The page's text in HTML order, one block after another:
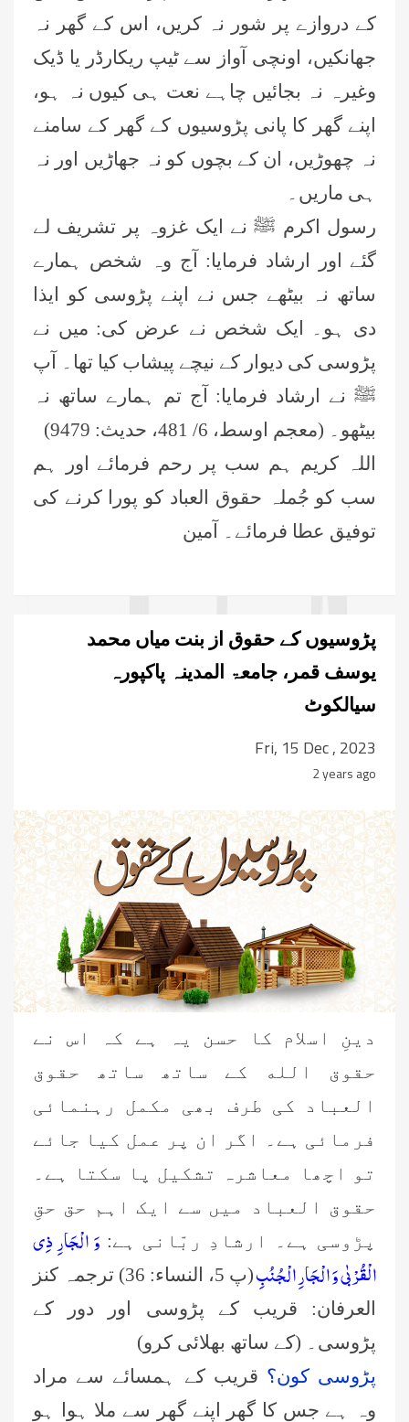
کے دروازے پر شور نہ کریں، اس کے گھر نہ
جھانکیں، اونچی آواز سے ٹیپ ریکارڈر یا ڈیک
وغیرہ نہ بجائیں چاہے نعت ہی کیوں نہ ہو،
اپنے گھر کا پانی پڑوسیوں کے گھر کے سامنے
نہ چھوڑیں، ان کے بچوں کو نہ جھاڑیں اور نہ
ہی ماریں۔
رسول اکرم ﷺ نے ایک غزوہ پر تشریف لے
گئے اور ارشاد فرمایا: آج وہ شخص ہمارے
ساتھ نہ بیٹھے جس نے اپنے پڑوسی کو ایذا
دی ہو۔ ایک شخص نے عرض کی: میں نے
پڑوسی کی دیوار کے نیچے پیشاب کیا تھا۔ آپ
ﷺ نے ارشاد فرمایا: آج تم ہمارے ساتھ نہ
بیٹھو۔ (معجم اوسط، 6/ 481، حدیث: 9479)
اللہ کریم ہم سب پر رحم فرمائے اور ہم
سب کو جُملہ حقوق العباد کو پورا کرنے کی
توفیق عطا فرمائے۔ آمین
پڑوسیوں کے حقوق از بنت میاں محمد
یوسف قمر، جامعۃ المدینہ پاکپورہ
سیالکوٹ
Fri, 15 Dec , 2023
2 years ago
دینِ اسلام کا حسن یہ ہے کہ اس نے
حقوق الله کے ساتھ ساتھ حقوق
العباد کی طرف بھی مکمل رہنمائی
فرمائی ہے۔ اگر ان پر عمل کیا جائے
تو اچھا معاشرہ تشکیل پا سکتا ہے۔
حقوق العباد میں سے ایک اہم حق حقِ
پڑوسی ہے۔ ارشادِ ربّانی ہے: وَ الْجَارِ ذِی
الْقُرْبٰى وَ الْجَارِ الْجُنُبِ
(پ 5، النساء: 36) ترجمہ کنز
العرفان: قریب کے پڑوسی اور دور کے
پڑوسی۔ (کے ساتھ بھلائی کرو)
پڑوسی کون؟ قریب کے ہمسائے سے مراد
وہ ہے جس کا گھر اپنے گھر سے ملا ہوا ہو